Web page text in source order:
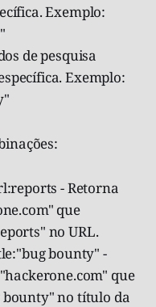
Exemplo:
de pesquisa
Exemplo:
- Retorna
que
no URL.
bounty" -
que
bounty" no título da